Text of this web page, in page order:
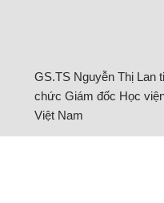
GS.TS Nguyễn Thị Lan
chức Giám đốc Học
Việt Nam